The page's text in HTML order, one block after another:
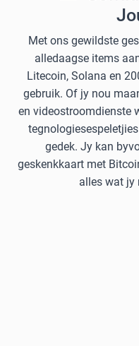
Met ons gewildste
alledaagse items
Litecoin, Solana en
gebruik. Of jy nou
en videostroomdienste
gedek. Jy kan
geskenkkaart met
alles wat jy